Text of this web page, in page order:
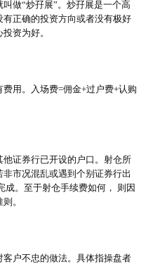
做“炒孖展”。炒孖展是一个高
正确的投资方向或者没有极好
资为好。
用。入场费=佣金+过户费+认购
证券行已开设的户口。射仓所
市况混乱或遇到个别证券行出
成。至于射仓手续费如何， 则因
。
户不忠的做法。具体指操盘者